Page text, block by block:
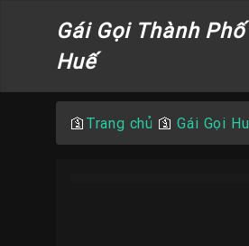
Gái Gọi Thành Phố
Huế
🛐 Trang chủ 🛐Gái Gọi